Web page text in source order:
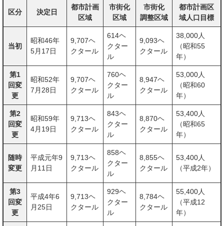
区分 決定日
都市計画
区域
市街化
区域
市街化
調整区域
都市計画区
域人口目標
当初
昭和46年
5月17日
9,707ヘ
クタール
614ヘ
クター
ル
9,093ヘ
クタール
38,000人
（昭和55
年）
第1
回変
更
昭和52年
7月28日
9,707ヘ
クタール
760ヘ
クター
ル
8,947ヘ
クタール
53,000人
（昭和60
年）
第2
回変
更
昭和59年
4月19日
9,713ヘ
クタール
843ヘ
クター
ル
8,870ヘ
クタール
53,400人
（昭和65
年）
随時
変更
平成元年9
月11日
9,713ヘ
クタール
858ヘ
クター
ル
8,855ヘ
クタール
53,400人
（平成2年）
第3
回変
更
平成4年6
月25日
9,713ヘ
クタール
929ヘ
クター
ル
8,784ヘ
クタール
55,400人
（平成12
年）